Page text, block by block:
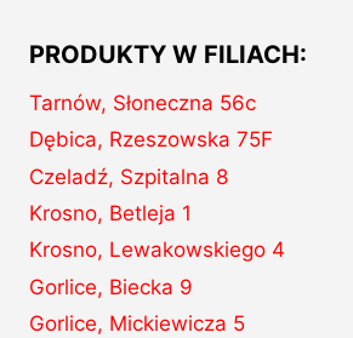
PRODUKTY W FILIACH:
Tarnów, Słoneczna 56c
Dębica, Rzeszowska 75F
Czeladź, Szpitalna 8
Krosno, Betleja 1
Krosno, Lewakowskiego 4
Gorlice, Biecka 9
Gorlice, Mickiewicza 5